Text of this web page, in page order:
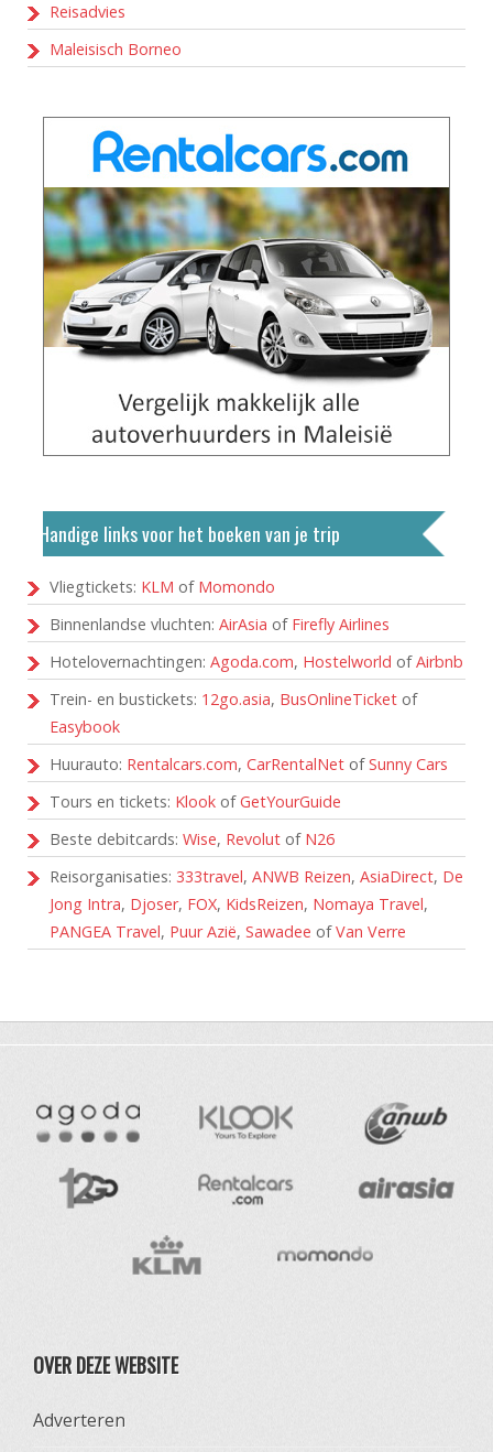
Reisadvies
Maleisisch Borneo
Handige links voor het boeken van je trip
Vliegtickets: KLM of Momondo
Binnenlandse vluchten: AirAsia of Firefly Airlines
Hotelovernachtingen: Agoda.com, Hostelworld ofAirbnb
Trein- en bustickets: 12go.asia, BusOnlineTicket of
Easybook
Huurauto: Rentalcars.com, CarRentalNet ofSunny Cars
Tours en tickets: Klook ofGetYourGuide
Beste debitcards: Wise, Revolut of N26
Reisorganisaties: 333travel, ANWB Reizen, AsiaDirect, De
Jong Intra, Djoser, FOX, KidsReizen, Nomaya Travel,
PANGEA Travel, Puur Azië, Sawadee ofVan Verre
OVER DEZE WEBSITE
Adverteren